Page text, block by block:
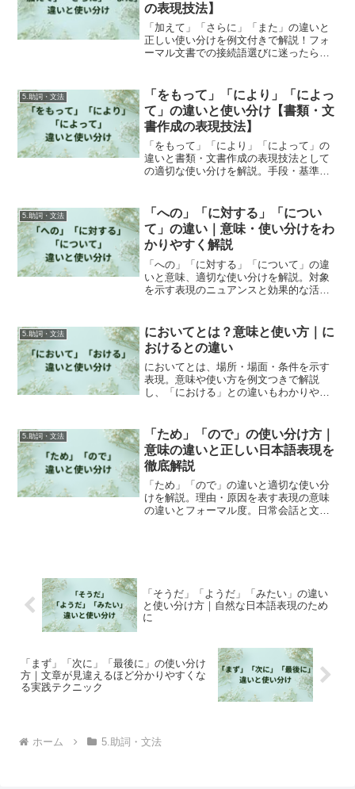
の表現技法】
「加えて」「さらに」「また」の違いと
正しい使い分けを例文付きで解説！フォ
ーマル文書での接続語選びに迷ったら必
文・ビジネス文書で差がつく表現技法！
5.助詞・文法
「をもって」「により」「によっ
て」の違いと使い分け【書類・文
書作成の表現技法】
「をもって」「により」「によって」の
違いと書類・文書作成の表現技法として
の適切な使い分けを解説。手段・基準を
5.助詞・文法
「への」「に対する」「につい
て」の違い｜意味・使い分けをわ
かりやすく解説
「への」「に対する」「について」の違
いと意味、適切な使い分けを解説。対象
を示す表現のニュアンスと効果的な活用
5.助詞・文法
においてとは？意味と使い方｜に
おけるとの違い
においてとは、場所・場面・条件を示す
表現。意味や使い方を例文つきで解説
し、「における」との違いもわかりやす
5.助詞・文法
「ため」「ので」の使い分け方｜
意味の違いと正しい日本語表現を
徹底解説
「ため」「ので」の違いと適切な使い分
けを解説。理由・原因を表す表現の意味
の違いとフォーマル度。日常会話と文章
「そうだ」「ようだ」「みたい」の違い
と使い分け方｜自然な日本語表現のため
に
「まず」「次に」「最後に」の使い分け
方｜文章が見違えるほど分かりやすくな
る実践テクニック
ホーム 5.助詞・文法